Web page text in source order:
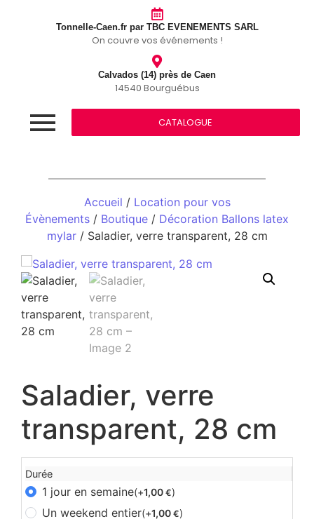
Tonnelle-Caen.fr par TBC EVENEMENTS SARL
On couvre vos événements !
Calvados (14) près de Caen
14540 Bourguébus
CATALOGUE
Accueil / Location pour vos
Évènements / Boutique / Décoration Ballons latex
mylar/ Saladier, verre transparent, 28 cm
Saladier, verre
transparent, 28 cm
Durée
1 jour en semaine(+1,00 €)
Un weekend entier(+1,00 €)